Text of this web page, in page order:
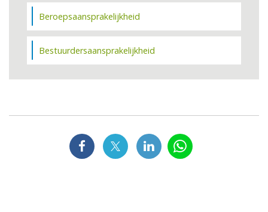
Beroepsaansprakelijkheid
Bestuurdersaansprakelijkheid